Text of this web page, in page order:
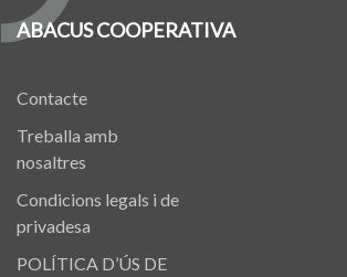
ABACUS COOPERATIVA
Contacte
Treballa amb
nosaltres
Condicions legals i de
privadesa
POLÍTICA D’ÚS DE